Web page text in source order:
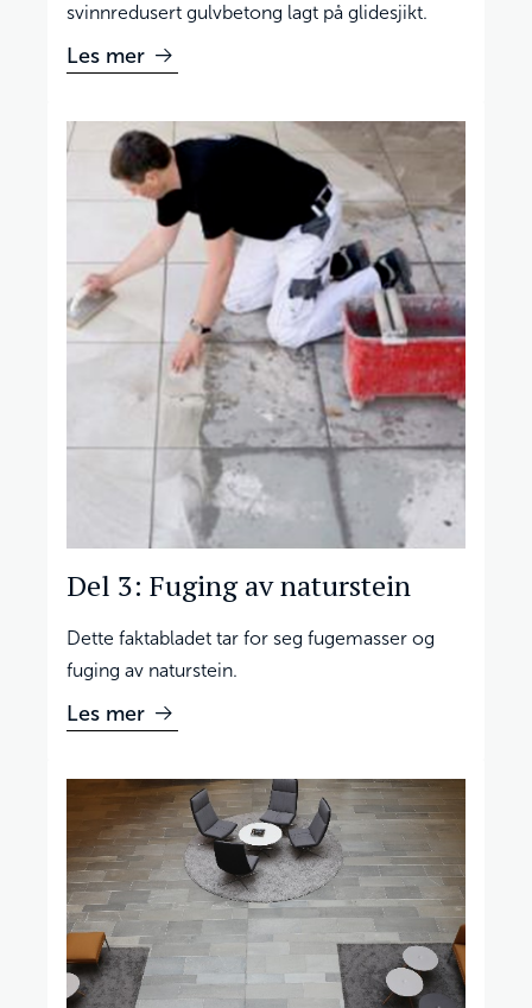
svinnredusert gulvbetong lagt på glidesjikt.
Les mer
Del 3: Fuging av naturstein
Dette faktabladet tar for seg fugemasser og
fuging av naturstein.
Les mer